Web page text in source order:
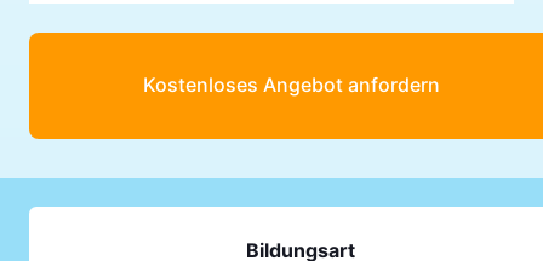
Kostenloses Angebot anfordern
Bildungsart